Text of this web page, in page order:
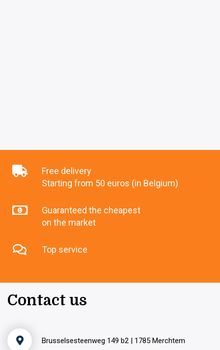
Free delivery
Starting from 50 euros (in Belgium)
Guaranteed the cheapest
on the market
Top service
Contact us
Brusselsesteenweg 149 b2 | 1785 Merchtem